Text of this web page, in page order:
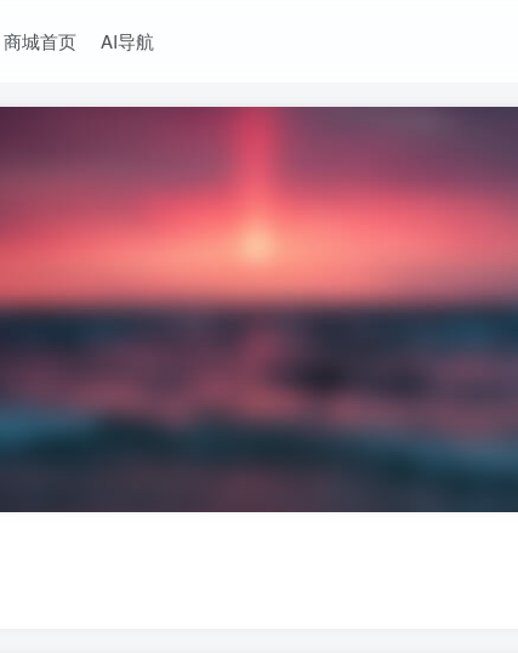
商城首页 AI导航